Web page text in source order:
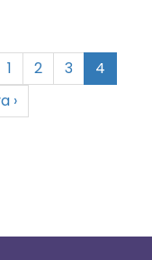
Page
1 Page
2 Page
3
Current
page
4
›